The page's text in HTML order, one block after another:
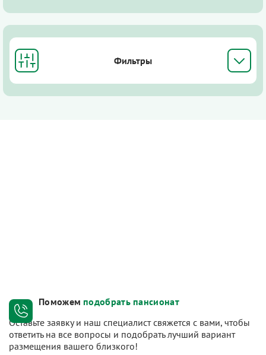
Фильтры
Поможем подобрать пансионат
Оставьте заявку и наш специалист свяжется с вами, чтобы
ответить на все вопросы и подобрать лучший вариант
размещения вашего близкого!